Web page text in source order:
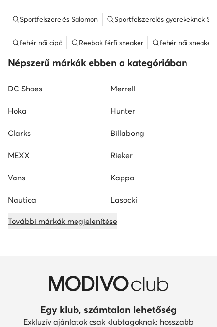
Sportfelszerelés Salomon Sportfelszerelés gyerekeknek
fehér női cipő Reebok férfi sneaker fehér női sneaker
Népszerű márkák ebben a kategóriában
DC Shoes Merrell
Hoka Hunter
Clarks Billabong
MEXX Rieker
Vans Kappa
Nautica Lasocki
További márkák megjelenítése
Egy klub, számtalan lehetőség
Exkluzív ajánlatok csak klubtagoknak: hosszabb